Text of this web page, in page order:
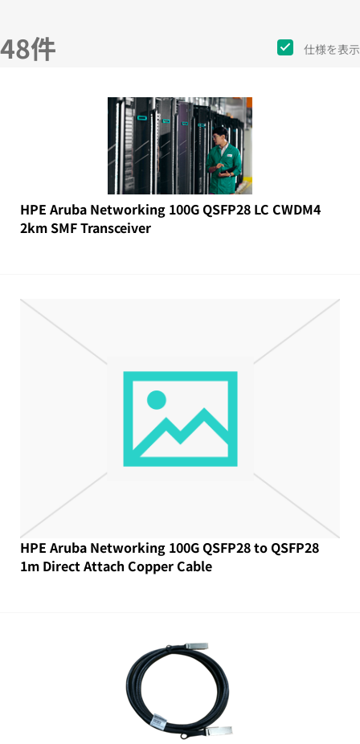
48件 仕様を表示
HPE Aruba Networking 100G QSFP28 LC CWDM4
2km SMF Transceiver
HPE Aruba Networking 100G QSFP28 to QSFP28
1m Direct Attach Copper Cable